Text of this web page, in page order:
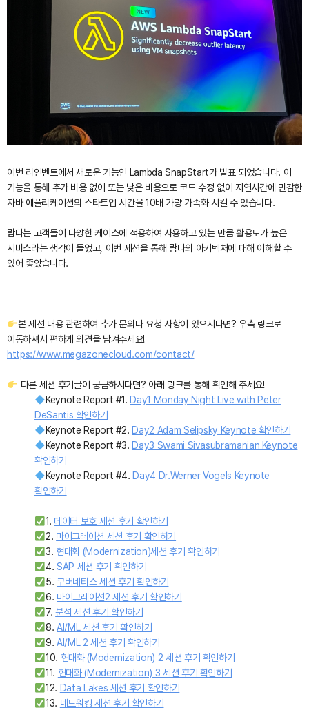
이번 리인벤트에서 새로운 기능인 Lambda SnapStart가 발표 되었습니다. 이
기능을 통해 추가 비용 없이 또는 낮은 비용으로 코드 수정 없이 지연시간에 민감한
자바 애플리케이션의 스타트업 시간을 10배 가량 가속화 시킬 수 있습니다.
람다는 고객들이 다양한 케이스에 적용하여 사용하고 있는 만큼 활용도가 높은
서비스라는 생각이 들었고, 이번 세션을 통해 람다의 아키텍처에 대해 이해할 수
있어 좋았습니다.
본 세션 내용 관련하여 추가 문의나 요청 사항이 있으시다면? 우측 링크로
이동하셔서 편하게 의견을 남겨주세요!
https://www.megazonecloud.com/contact/
다른 세션 후기글이 궁금하시다면? 아래 링크를 통해 확인해 주세요!
Keynote Report #1.Day1 Monday Night Live with Peter
DeSantis 확인하기
Keynote Report #2.Day2 Adam Selipsky Keynote 확인하기
Keynote Report #3.Day3 Swami Sivasubramanian Keynote
확인하기
Keynote Report #4.Day4 Dr.Werner Vogels Keynote
확인하기
1. 데이터 보호 세션 후기 확인하기
2. 마이그레이션 세션 후기 확인하기
3. 현대화 (Modernization)세션 후기 확인하기
4.SAP 세션 후기 확인하기
5.쿠버네티스 세션 후기 확인하기
6. 마이그레이션2 세션 후기 확인하기
7.분석 세션 후기 확인하기
8.AI/ML 세션 후기 확인하기
9.AI/ML 2 세션 후기 확인하기
10. 현대화 (Modernization) 2 세션 후기 확인하기
11. 현대화 (Modernization) 3 세션 후기 확인하기
12. Data Lakes 세션 후기 확인하기
13. 네트워킹 세션 후기 확인하기